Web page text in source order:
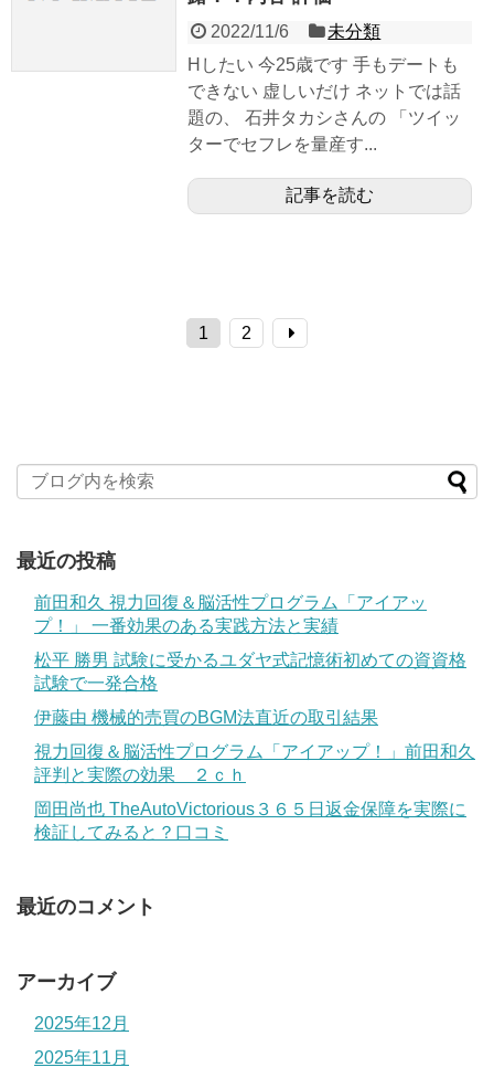
2022/11/6
未分類
Hしたい 今25歳です 手もデートも
できない 虚しいだけ ネットでは話
題の、 石井タカシさんの 「ツイッ
ターでセフレを量産す...
記事を読む
1 2
最近の投稿
前田和久 視力回復＆脳活性プログラム「アイアッ
プ！」 一番効果のある実践方法と実績
松平 勝男 試験に受かるユダヤ式記憶術初めての資資格
試験で一発合格
伊藤由 機械的売買のBGM法直近の取引結果
視力回復＆脳活性プログラム「アイアップ！」前田和久
評判と実際の効果 ２ｃｈ
岡田尚也 TheAutoVictorious３６５日返金保障を実際に
検証してみると？口コミ
最近のコメント
アーカイブ
2025年12月
2025年11月